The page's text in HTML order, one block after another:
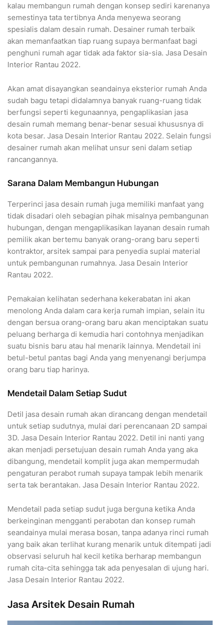
kalau membangun rumah dengan konsep sediri karenanya
semestinya tata tertibnya Anda menyewa seorang
spesialis dalam desain rumah. Desainer rumah terbaik
akan memanfaatkan tiap ruang supaya bermanfaat bagi
penghuni rumah agar tidak ada faktor sia-sia. Jasa Desain
Interior Rantau 2022.
Akan amat disayangkan seandainya eksterior rumah Anda
sudah bagu tetapi didalamnya banyak ruang-ruang tidak
berfungsi seperti kegunaannya, pengaplikasian jasa
desain rumah memang benar-benar sesuai khususnya di
kota besar. Jasa Desain Interior Rantau 2022. Selain fungsi
desainer rumah akan melihat unsur seni dalam setiap
rancangannya.
Sarana Dalam Membangun Hubungan
Terperinci jasa desain rumah juga memiliki manfaat yang
tidak disadari oleh sebagian pihak misalnya pembangunan
hubungan, dengan mengaplikasikan layanan desain rumah
pemilik akan bertemu banyak orang-orang baru seperti
kontraktor, arsitek sampai para penyedia suplai material
untuk pembangunan rumahnya. Jasa Desain Interior
Rantau 2022.
Pemakaian kelihatan sederhana kekerabatan ini akan
menolong Anda dalam cara kerja rumah impian, selain itu
dengan bersua orang-orang baru akan menciptakan suatu
peluang berharga di kemudia hari contohnya menjadikan
suatu bisnis baru atau hal menarik lainnya. Mendetail ini
betul-betul pantas bagi Anda yang menyenangi berjumpa
orang baru tiap harinya.
Mendetail Dalam Setiap Sudut
Detil jasa desain rumah akan dirancang dengan mendetail
untuk setiap sudutnya, mulai dari perencanaan 2D sampai
3D. Jasa Desain Interior Rantau 2022. Detil ini nanti yang
akan menjadi persetujuan desain rumah Anda yang aka
dibangung, mendetail komplit juga akan mempermudah
pengaturan perabot rumah supaya tampak lebih menarik
serta tak berantakan. Jasa Desain Interior Rantau 2022.
Mendetail pada setiap sudut juga berguna ketika Anda
berkeinginan mengganti perabotan dan konsep rumah
seandainya mulai merasa bosan, tanpa adanya rinci rumah
yang baik akan terlihat kurang menarik untuk ditempati jadi
observasi seluruh hal kecil ketika berharap membangun
rumah cita-cita sehingga tak ada penyesalan di ujung hari.
Jasa Desain Interior Rantau 2022.
Jasa Arsitek Desain Rumah